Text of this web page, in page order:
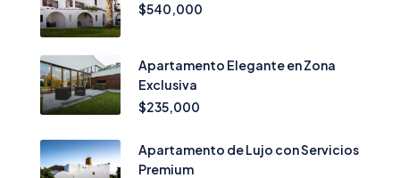
$540,000
Apartamento Elegante en Zona
Exclusiva
$235,000
Apartamento de Lujo con Servicios
Premium